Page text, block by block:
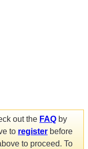
out the FAQ by
to register before
to proceed. To